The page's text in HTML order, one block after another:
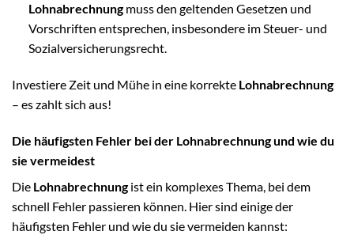
Lohnabrechnungmuss den geltenden Gesetzen und
Vorschriften entsprechen, insbesondere im Steuer- und
Sozialversicherungsrecht.
Investiere Zeit und Mühe in eine korrekte Lohnabrechnung
– es zahlt sich aus!
Die häufigsten Fehler bei der Lohnabrechnung und wie du
sie vermeidest
Die Lohnabrechnungist ein komplexes Thema, bei dem
schnell Fehler passieren können. Hier sind einige der
häufigsten Fehler und wie du sie vermeiden kannst: